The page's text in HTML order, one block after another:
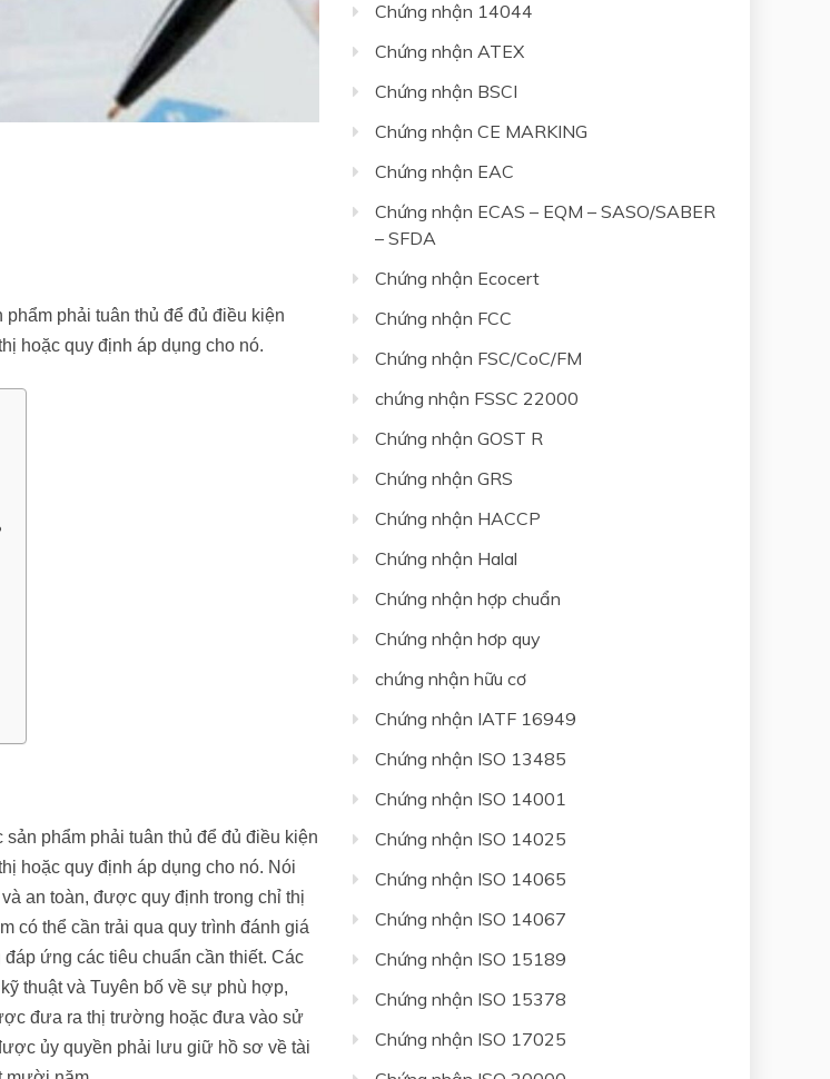
phải tuân thủ để đủ điều kiện
hoặc quy định áp dụng cho nó.
phẩm phải tuân thủ để đủ điều kiện
hoặc quy định áp dụng cho nó. Nói
an toàn, được quy định trong chỉ thị
có thể cần trải qua quy trình đánh giá
ứng các tiêu chuẩn cần thiết. Các
thuật và Tuyên bố về sự phù hợp,
đưa ra thị trường hoặc đưa vào sử
ủy quyền phải lưu giữ hồ sơ về tài
Chứng nhận 14044
Chứng nhận ATEX
Chứng nhận BSCI
Chứng nhận CE MARKING
Chứng nhận EAC
Chứng nhận ECAS – EQM – SASO/SABER
– SFDA
Chứng nhận Ecocert
Chứng nhận FCC
Chứng nhận FSC/CoC/FM
chứng nhận FSSC 22000
Chứng nhận GOST R
Chứng nhận GRS
Chứng nhận HACCP
Chứng nhận Halal
Chứng nhận hợp chuẩn
Chứng nhận hơp quy
chứng nhận hữu cơ
Chứng nhận IATF 16949
Chứng nhận ISO 13485
Chứng nhận ISO 14001
Chứng nhận ISO 14025
Chứng nhận ISO 14065
Chứng nhận ISO 14067
Chứng nhận ISO 15189
Chứng nhận ISO 15378
Chứng nhận ISO 17025